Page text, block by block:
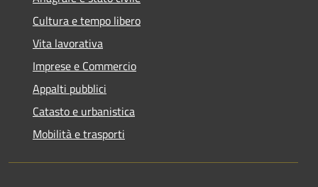
Cultura e tempo libero
Vita lavorativa
Imprese e Commercio
Appalti pubblici
Catasto e urbanistica
Mobilità e trasporti